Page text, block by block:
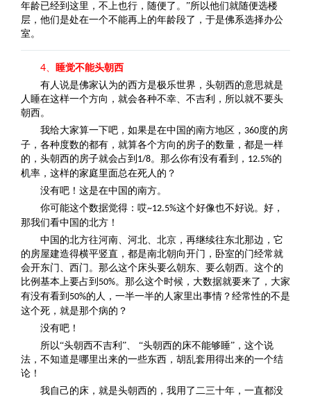
年龄已经到这里，不上也行，随便了。”所以他们就随便选楼
层，他们是处在一个不能再上的年龄段了，于是佛系选择办公
室。
4、
睡觉不能头朝西
有人说是佛家认为的西方是极乐世界，头朝西的意思就是
人睡在这样一个方向，就会各种不幸、不吉利，所以就不要头
朝西。
我给大家算一下吧，如果是在中国的南方地区， 360度的房
子，各种度数的都有，就算各个方向的房子的数量，都是一样
的，头朝西的房子就会占到 1/8。那么你有没有看到， 12.5%的
机率，这样的家庭里面总在死人的？
没有吧！这是在中国的南方。
你可能这个数据觉得：哎~12.5%这个好像也不好说。好，
那我们看中国的北方！
中国的北方往河南、河北、北京，再继续往东北那边，它
的房屋建造得横平竖直，都是南北朝向开门，卧室的门经常就
会开东门、西门。那么这个床头要么朝东、要么朝西。这个的
比例基本上要占到 50%。那么这个时候，大数据就要来了，大家
有没有看到 50%的人，一半一半的人家里出事情？经常性的不是
这个死，就是那个病的？
没有吧！
所以“头朝西不吉利”、
“头朝西的床不能够睡”，这个说
法，不知道是哪里出来的一些东西，胡乱套用得出来的一个结
论！
我自己的床，就是头朝西的，我用了二三十年，一直都没